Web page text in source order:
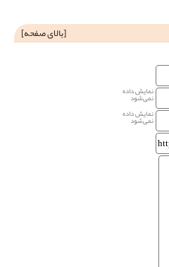
[بالای صفحه]
نمایش داده
نمی‌شود
نمایش داده
نمی‌شود